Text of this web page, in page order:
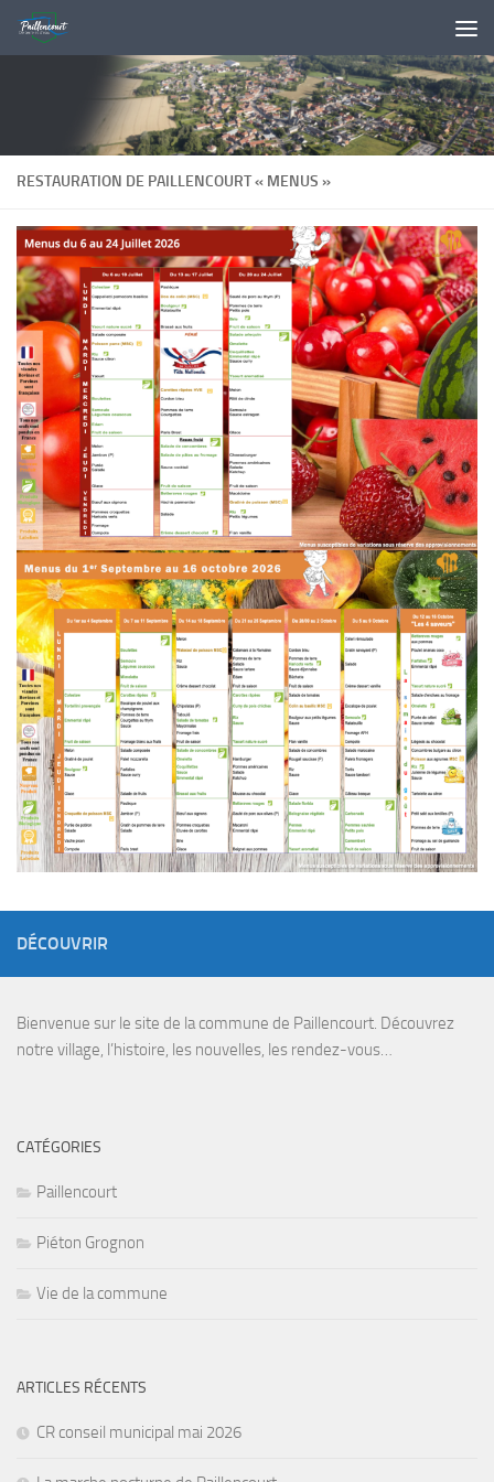
Skip to content
RESTAURATION DE PAILLENCOURT « MENUS »
DÉCOUVRIR
Bienvenue sur le site de la commune de Paillencourt. Découvrez
notre village, l’histoire, les nouvelles, les rendez-vous…
CATÉGORIES
Paillencourt
Piéton Grognon
Vie de la commune
ARTICLES RÉCENTS
CR conseil municipal mai 2026